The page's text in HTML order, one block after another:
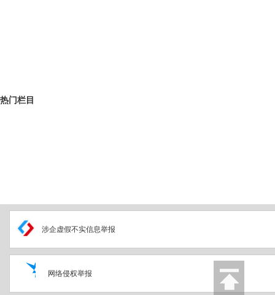
热门栏目
涉企虚假不实信息举报
网络侵权举报